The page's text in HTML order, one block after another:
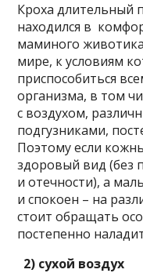
Кроха длительный
находился в
маминого
мире, к условиям
приспособиться
организма, в том
с воздухом,
подгузниками,
Поэтому если
здоровый вид (без
и отечности), а
и спокоен – на
стоит обращать
постепенно
2) сухой воздух